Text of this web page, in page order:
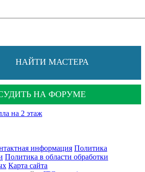
НАЙТИ МАСТЕРА
НА ФОРУМЕ
информация Политика
Политика в области обработки
Карта сайта